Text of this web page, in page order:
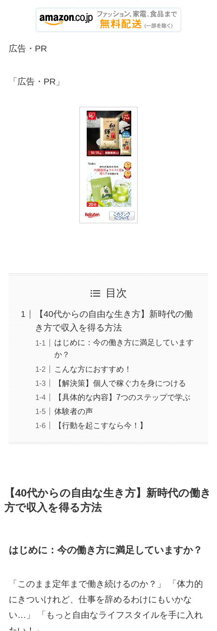
広告・PR
「広告・PR」
目次
【40代からの自由な生き方】新時代の働
き方で収入を得る方法
はじめに：今の働き方に満足しています
か？
こんな方におすすめ！
【解決策】個人で稼ぐ力を身につける
【具体的な内容】7つのステップで学ぶ
体験者の声
【行動を起こすなら今！】
【40代からの自由な生き方】新時代の働き
方で収入を得る方法
はじめに：今の働き方に満足していますか？
「このまま定年まで働き続けるのか？」 「体力的
にきついけれど、仕事を辞めるわけにもいかな
い…」 「もっと自由なライフスタイルを手に入れ